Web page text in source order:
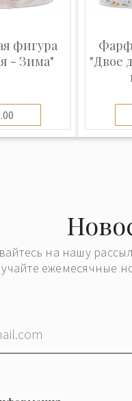
фигура
- Зима"
"Двое
на нашу
ежемесячные